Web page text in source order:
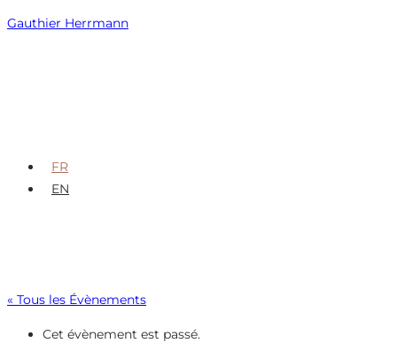
Skip
Gauthier Herrmann
FR
EN
« Tous les Évènements
Cet évènement est passé.